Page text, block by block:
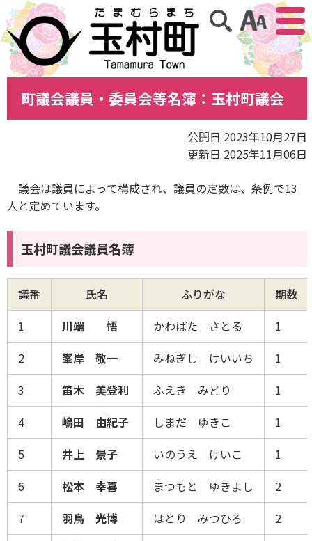
アクセ
サイト内検索
町議会議員・委員会等名簿：玉村町議会
公開日 2023年10月27日
更新日 2025年11月06日
議会は議員によって構成され、議員の定数は、条例で13
人と定めています。
玉村町議会議員名簿
議番 氏名 ふりがな
期数
1
川端 悟 かわばた さとる
1
2
峯岸 敬一 みねぎし けいいち
1
3
笛木 美登利 ふえき みどり
1
4
嶋田 由紀子 しまだ ゆきこ
1
5
井上 景子 いのうえ けいこ
1
6
松本 幸喜 まつもと ゆきよし
2
7
羽鳥 光博 はとり みつひろ
2